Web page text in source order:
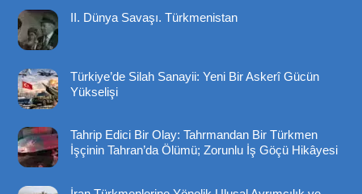
II. Dünya Savaşı. Türkmenistan
Türkiye’de Silah Sanayii: Yeni Bir Askerî Gücün
Yükselişi
Tahrip Edici Bir Olay: Tahrmandan Bir Türkmen
İşçinin Tahran’da Ölümü; Zorunlu İş Göçü Hikâyesi